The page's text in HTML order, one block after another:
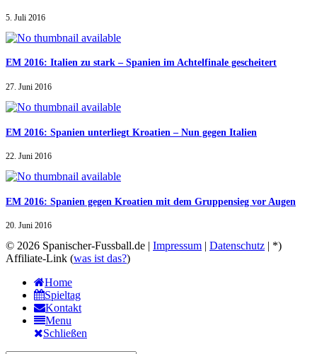
5. Juli 2016
EM 2016: Italien zu stark – Spanien im Achtelfinale gescheitert
27. Juni 2016
EM 2016: Spanien unterliegt Kroatien – Nun gegen Italien
22. Juni 2016
EM 2016: Spanien gegen Kroatien mit dem Gruppensieg vor Augen
20. Juni 2016
© 2026 Spanischer-Fussball.de | Impressum | Datenschutz | *)
Affiliate-Link (was ist das?)
Home
Spieltag
Kontakt
Menu
Schließen